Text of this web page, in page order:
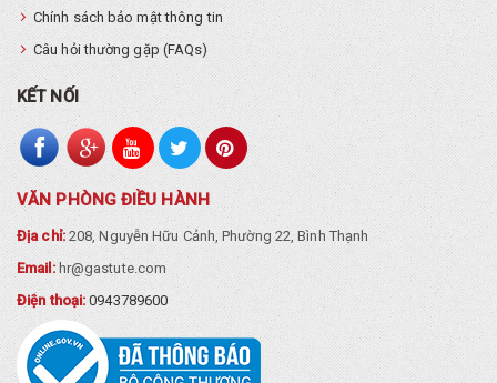
Chính sách bảo mật thông tin
Câu hỏi thường gặp (FAQs)
KẾT NỐI
VĂN PHÒNG ĐIỀU HÀNH
Địa chỉ:208, Nguyễn Hữu Cảnh, Phường 22, Bình Thạnh
Email: hr@gastute.com
Điện thoại:0943789600